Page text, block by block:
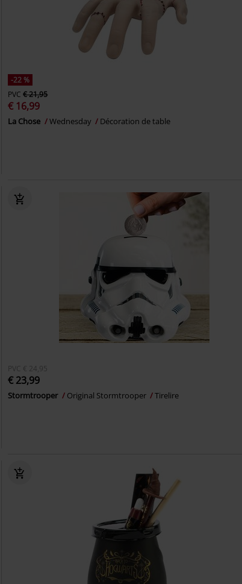
-22 %
PVC € 21,95
€ 16,99
La Chose Wednesday Décoration de table
PVC € 24,95
€ 23,99
Stormtrooper Original Stormtrooper Tirelire